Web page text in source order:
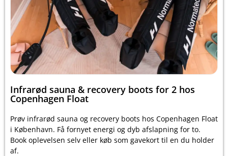
Infrarød sauna & recovery boots for 2 hos
Copenhagen Float
Prøv infrarød sauna og recovery boots hos Copenhagen Float
i København. Få fornyet energi og dyb afslapning for to.
Book oplevelsen selv eller køb som gavekort til en du holder
af.